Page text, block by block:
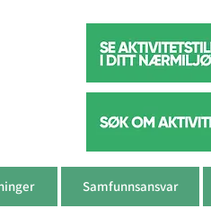
Samfunnsansvar